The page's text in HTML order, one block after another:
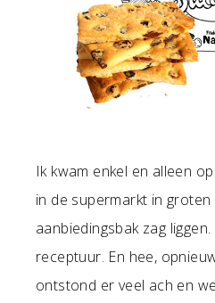
Ik kwam enkel en alleen
in de supermarkt in groten
aanbiedingsbak zag
receptuur. En hee,
ontstond er veel ach en